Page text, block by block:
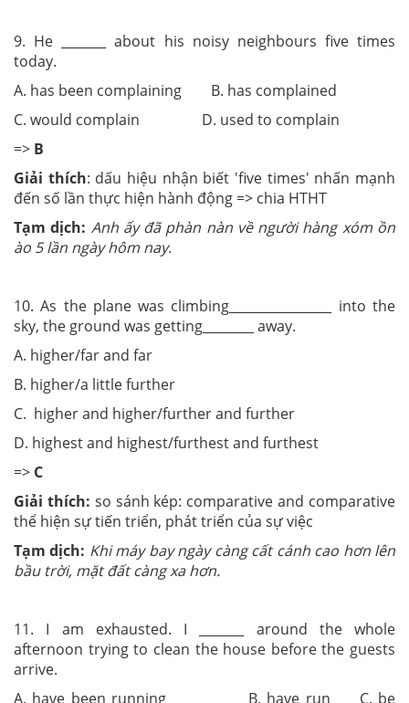
9. He _______ about his noisy neighbours five times
today.
A. has been complaining B. has complained
C. would complain D. used to complain
=> B
Giải thích: dấu hiệu nhận biết 'five times' nhấn mạnh
đến số lần thực hiện hành động => chia HTHT
Tạm dịch: Anh ấy đã phàn nàn về người hàng xóm ồn
ào 5 lần ngày hôm nay.
10. As the plane was climbing________________ into the
sky, the ground was getting________ away.
A. higher/far and far
B. higher/a little further
C. higher and higher/further and further
D. highest and highest/furthest and furthest
=> C
Giải thích: so sánh kép: comparative and comparative
thể hiện sự tiến triển, phát triển của sự việc
Tạm dịch: Khi máy bay ngày càng cất cánh cao hơn lên
bầu trời, mặt đất càng xa hơn.
11. I am exhausted. I _______ around the whole
afternoon trying to clean the house before the guests
arrive.
A. have been running B. have run C. be